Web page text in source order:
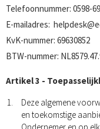
Telefoonnummer: 0598-
E-mailadres:
KvK-nummer: 69630852
BTW-nummer:
Artikel 3 -
Deze algemene
en toekomstige